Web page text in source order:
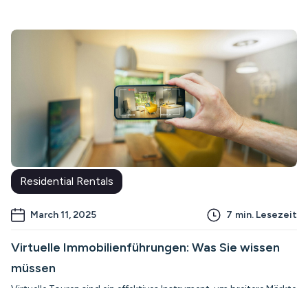
Residential Rentals
March 11, 2025 7 min. Lesezeit
Virtuelle Immobilienführungen: Was Sie wissen
müssen